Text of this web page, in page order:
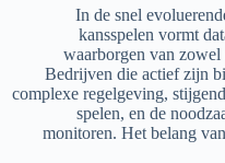
In de snel
kansspelen vormt
waarborgen van
Bedrijven die actief zijn
complexe regelgeving,
spelen, en de
monitoren. Het belang